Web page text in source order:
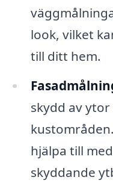
look, vilket
till ditt hem.
skydd av
hjälpa till
skyddande